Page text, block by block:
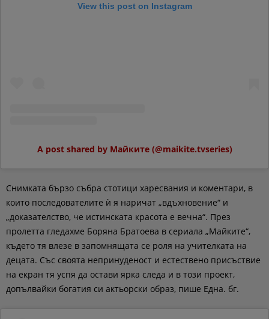
View this post on Instagram
A post shared by Майките (@maikite.tvseries)
Снимката бързо събра стотици харесвания и коментари, в
които последователите ѝ я наричат „вдъхновение“ и
„доказателство, че истинската красота е вечна“. През
пролетта гледахме Боряна Братоева в сериала „Майките“,
където тя влезе в запомнящата се роля на учителката на
децата. Със своята непринуденост и естествено присъствие
на екран тя успя да остави ярка следа и в този проект,
допълвайки богатия си актьорски образ, пише Една. бг.